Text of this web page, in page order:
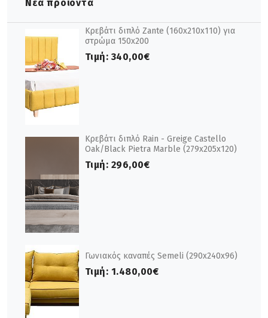
Νέα προϊόντα
Κρεβάτι διπλό Zante (160x210x110) για
στρώμα 150x200
Τιμή: 340,00€
Κρεβάτι διπλό Rain - Greige Castello
Oak/Black Pietra Marble (279x205x120)
Τιμή: 296,00€
Γωνιακός καναπές Semeli (290x240x96)
Τιμή: 1.480,00€